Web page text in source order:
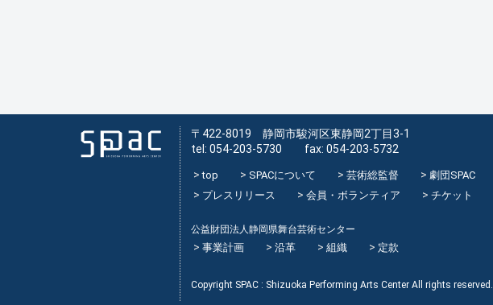
〒422-8019 静岡市駿河区東静岡2丁目3-1
tel: 054-203-5730 fax: 054-203-5732
top SPACについて 芸術総監督 劇団SPAC
プレスリリース
会員・ボランティア チケット
公益財団法人静岡県舞台芸術センター
事業計画 沿革 組織 定款
Copyright SPAC : Shizuoka Performing Arts Center All rights reserved.